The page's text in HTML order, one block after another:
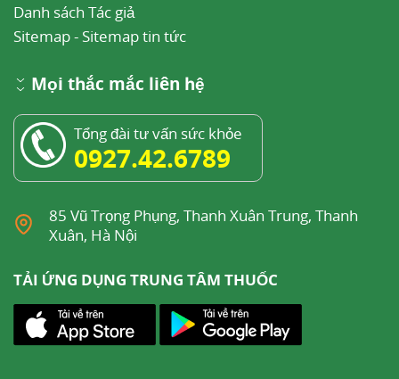
Danh sách Tác giả
Sitemap- Sitemap tin tức
Mọi thắc mắc liên hệ
Tổng đài tư vấn sức khỏe
0927.42.6789
85 Vũ Trọng Phụng, Thanh Xuân Trung, Thanh
Xuân, Hà Nội
TẢI ỨNG DỤNG TRUNG TÂM THUỐC